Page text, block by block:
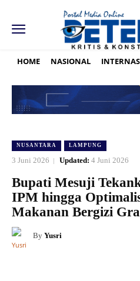
HOME NASIONAL
NUSANTARA LAMPUNG
3 Juni 2026 Updated: 4 Juni 2026
Bupati Mesuji
IPM hingga
Makanan Bergizi
By Yusri